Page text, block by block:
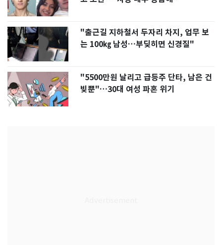
"출근길 지하철서 두자리 차지, 업무 보
는 100㎏ 남성…부딪히면 신경질"
"5500만원 날리고 급등주 단타, 남은 건
빚뿐"…30대 여성 파혼 위기